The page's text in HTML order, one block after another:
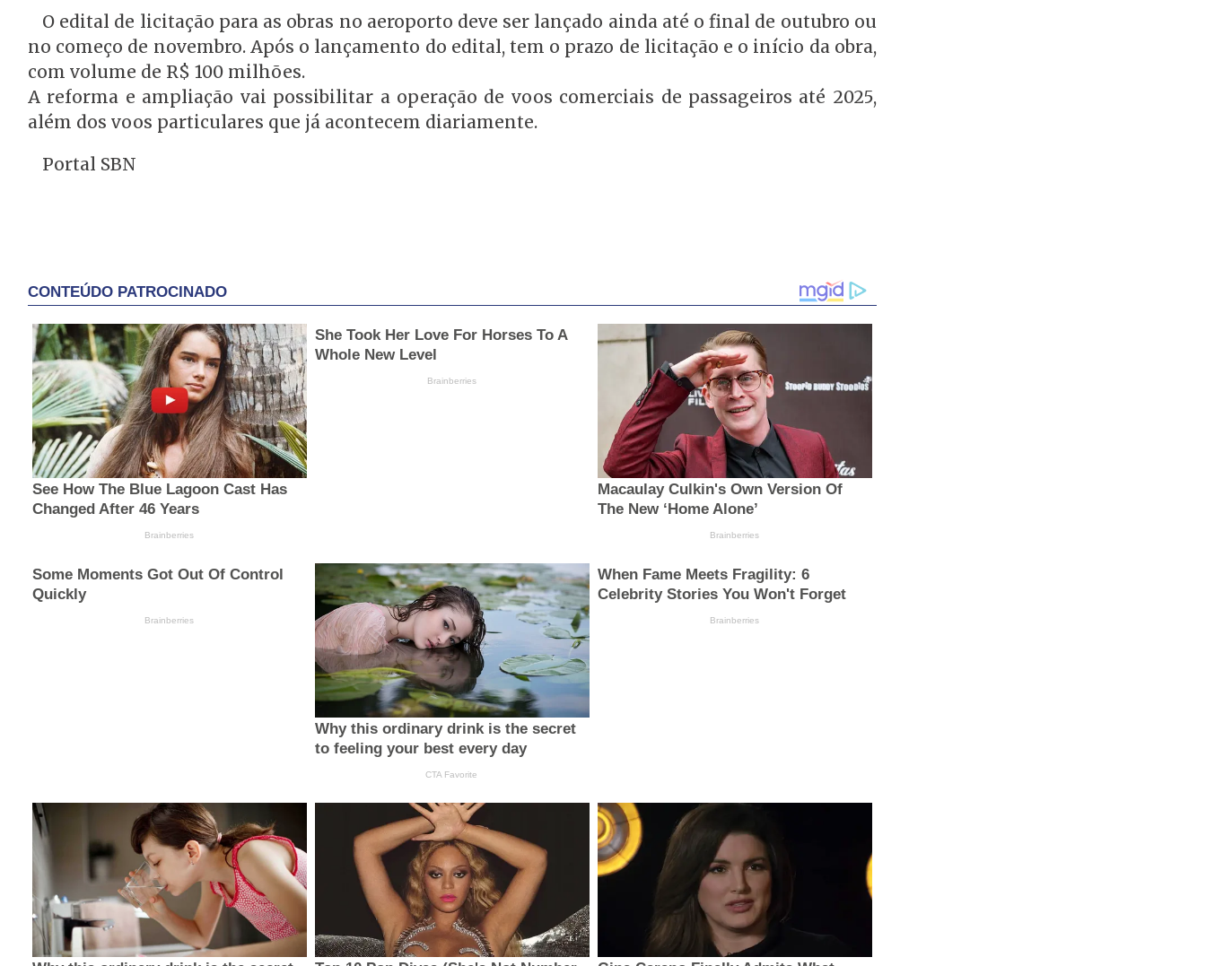
O edital de licitação para as obras no aeroporto deve ser lançado ainda até o final de outubro ou
no começo de novembro. Após o lançamento do edital, tem o prazo de licitação e o início da obra,
com volume de R$ 100 milhões.
A reforma e ampliação vai possibilitar a operação de voos comerciais de passageiros até 2025,
além dos voos particulares que já acontecem diariamente.
Portal SBN